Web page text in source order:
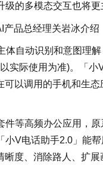
的多模态交互也将更
产品总经理关岩冰介绍
体自动识别和意图理
实际使用为准)。「
以调用的手机和生
等高频办公应用，
V电话助手2.0」能
晰度、消除路人、扩